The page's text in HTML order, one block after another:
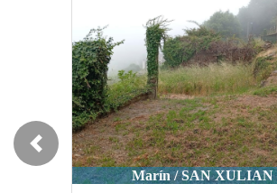
Marín / SAN XULIAN
Previous